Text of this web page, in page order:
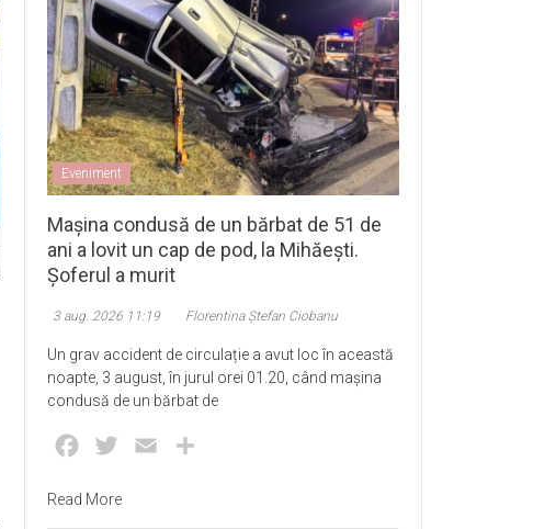
Eveniment
Mașina condusă de un bărbat de 51 de
ani a lovit un cap de pod, la Mihăești.
Șoferul a murit
3 aug. 2026 11:19 Florentina Ștefan Ciobanu
Un grav accident de circulație a avut loc în această
noapte, 3 august, în jurul orei 01.20, când mașina
condusă de un bărbat de
Facebook
Twitter Email
Read More